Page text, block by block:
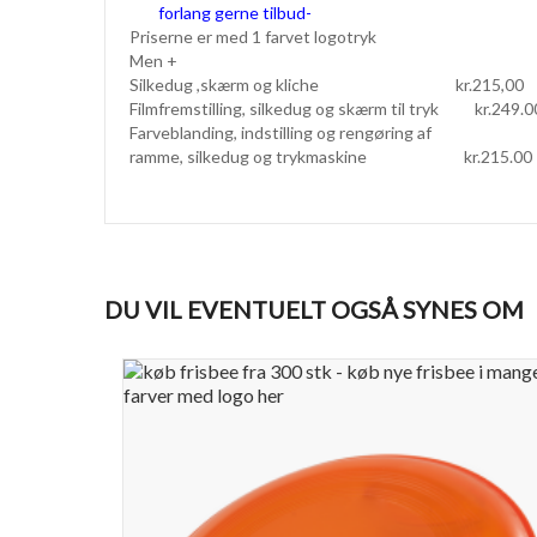
forlang gerne tilbud-
Priserne er med 1 farvet logotryk
Men +
Silkedug ,skærm og kliche kr.215,00
Filmfremstilling, silkedug og skærm til tryk
Farveblanding, indstilling og rengøring af
ramme, silkedug og trykmaskine kr.215.00
DU VIL EVENTUELT OGSÅ SYNES OM